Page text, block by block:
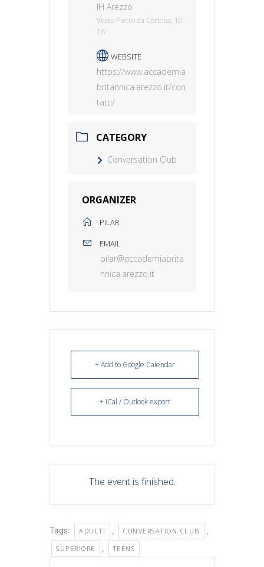
IH Arezzo
Vicolo Pietro da Cortona, 10-
16
WEBSITE
https://www.accademia
britannica.arezzo.it/con
tatti/
CATEGORY
Conversation Club
ORGANIZER
PILAR
EMAIL
pilar@accademiabrita
nnica.arezzo.it
+ Add to Google Calendar
+ iCal / Outlook export
The event is finished.
Tags: ADULTI , CONVERSATION CLUB ,
SUPERIORE , TEENS